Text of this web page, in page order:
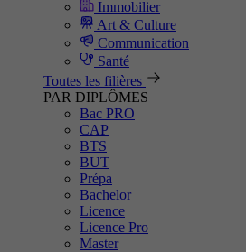
Immobilier
Art & Culture
Communication
Santé
Toutes les filières
PAR DIPLÔMES
Bac PRO
CAP
BTS
BUT
Prépa
Bachelor
Licence
Licence Pro
Master